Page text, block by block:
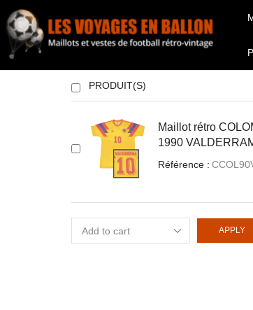
PRODUIT(S)
Maillot rétro
1990
Référence :
APPLY